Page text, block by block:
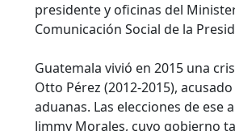
presidente y oficinas del
Comunicación Social de la
Guatemala vivió en 2015 una
Otto Pérez (2012-2015),
aduanas. Las elecciones de
Jimmy Morales, cuyo gobierno